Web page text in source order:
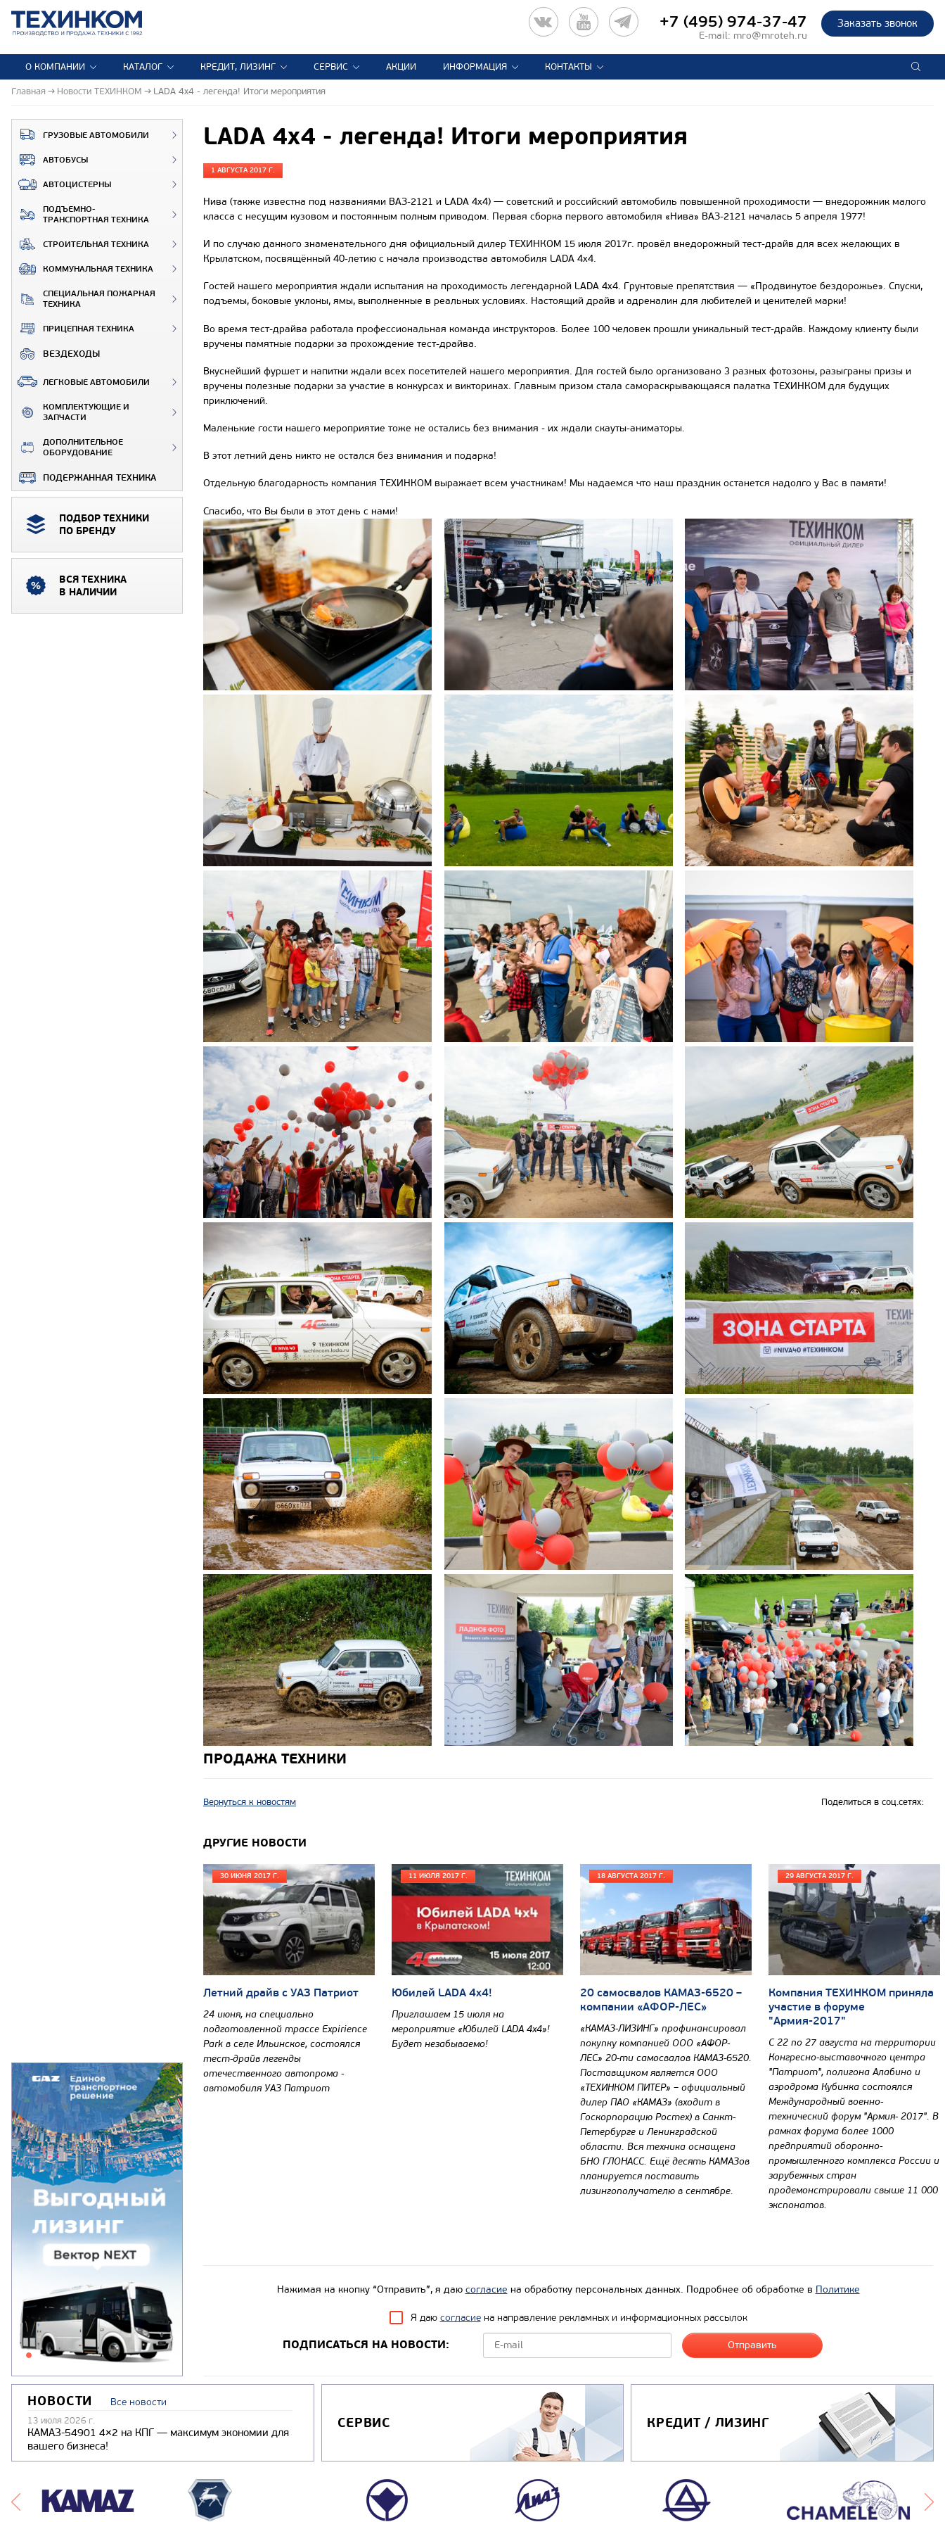
Заказать звонок
+7 (495) 974-37-47
E-mail: mro@mroteh.ru
О КОМПАНИИ КАТАЛОГ КРЕДИТ, ЛИЗИНГ СЕРВИС АКЦИИ ИНФОРМАЦИЯ КОНТАКТЫ
Главная Новости ТЕХИНКОМ LADA 4x4 - легенда! Итоги мероприятия
ГРУЗОВЫЕ АВТОМОБИЛИ
АВТОБУСЫ
АВТОЦИСТЕРНЫ
ПОДЪЕМНО-
ТРАНСПОРТНАЯ ТЕХНИКА
СТРОИТЕЛЬНАЯ ТЕХНИКА
КОММУНАЛЬНАЯ ТЕХНИКА
СПЕЦИАЛЬНАЯ ПОЖАРНАЯ
ТЕХНИКА
ПРИЦЕПНАЯ ТЕХНИКА
ВЕЗДЕХОДЫ
ЛЕГКОВЫЕ АВТОМОБИЛИ
КОМПЛЕКТУЮЩИЕ И
ЗАПЧАСТИ
ДОПОЛНИТЕЛЬНОЕ
ОБОРУДОВАНИЕ
ПОДЕРЖАННАЯ ТЕХНИКА
ПОДБОР ТЕХНИКИ
ПО БРЕНДУ
ВСЯ ТЕХНИКА
В НАЛИЧИИ
LADA 4x4 - легенда! Итоги мероприятия
1 АВГУСТА 2017 Г.
Нива (также известна под названиями ВАЗ-2121 и LADA 4x4) — советский и российский автомобиль повышенной проходимости — внедорожник малого
класса с несущим кузовом и постоянным полным приводом. Первая сборка первого автомобиля «Нива» ВАЗ-2121 началась 5 апреля 1977!
И по случаю данного знаменательного дня официальный дилер ТЕХИНКОМ 15 июля 2017г. провёл внедорожный тест-драйв для всех желающих в
Крылатском, посвящённый 40-летию с начала производства автомобиля LADA 4x4.
Гостей нашего мероприятия ждали испытания на проходимость легендарной LADA 4x4. Грунтовые препятствия — «Продвинутое бездорожье». Спуски,
подъемы, боковые уклоны, ямы, выполненные в реальных условиях. Настоящий драйв и адреналин для любителей и ценителей марки!
Во время тест-драйва работала профессиональная команда инструкторов. Более 100 человек прошли уникальный тест-драйв. Каждому клиенту были
вручены памятные подарки за прохождение тест-драйва.
Вкуснейший фуршет и напитки ждали всех посетителей нашего мероприятия. Для гостей было организовано 3 разных фотозоны, разыграны призы и
вручены полезные подарки за участие в конкурсах и викторинах. Главным призом стала самораскрывающаяся палатка ТЕХИНКОМ для будущих
приключений.
Маленькие гости нашего мероприятие тоже не остались без внимания - их ждали скауты-аниматоры.
В этот летний день никто не остался без внимания и подарка!
Отдельную благодарность компания ТЕХИНКОМ выражает всем участникам! Мы надаемся что наш праздник останется надолго у Вас в памяти!
Спасибо, что Вы были в этот день с нами!
ПРОДАЖА ТЕХНИКИ
Вернуться к новостям Поделиться в соц.сетях:
ДРУГИЕ НОВОСТИ
30 ИЮНЯ 2017 Г.
Летний драйв с УАЗ Патриот
24 июня, на специально
подготовленной трассе Expirience
Park в селе Ильинское, состоялся
тест-драйв легенды
отечественного автопрома -
автомобиля УАЗ Патриот
11 ИЮЛЯ 2017 Г.
Юбилей LADA 4х4!
Приглашаем 15 июля на
мероприятие «Юбилей LADA 4х4»!
Будет незабываемо!
18 АВГУСТА 2017 Г.
20 самосвалов КАМАЗ-6520 –
компании «АФОР-ЛЕС»
«КАМАЗ-ЛИЗИНГ» профинансировал
покупку компанией ООО «АФОР-
ЛЕС» 20-ти самосвалов КАМАЗ-6520.
Поставщиком является ООО
«ТЕХИНКОМ ПИТЕР» – официальный
дилер ПАО «КАМАЗ» (входит в
Госкорпорацию Ростех) в Санкт-
Петербурге и Ленинградской
области. Вся техника оснащена
БНО ГЛОНАСС. Ещё десять КАМАЗов
планируется поставить
лизингополучателю в сентябре.
29 АВГУСТА 2017 Г.
Компания ТЕХИНКОМ приняла
участие в форуме
"Армия-2017"
С 22 по 27 августа на территории
Конгресно-выставочного центра
"Патриот", полигона Алабино и
аэродрома Кубинка состоялся
Международный военно-
технический форум "Армия- 2017". В
рамках форума более 1000
предприятий оборонно-
промышленного комплекса России и
зарубежных стран
продемонстрировали свыше 11 000
экспонатов.
Нажимая на кнопку “Отправить”, я даю согласие на обработку персональных данных. Подробнее об обработке в Политике
Я даю согласиена направление рекламных и информационных рассылок
ПОДПИСАТЬСЯ НА НОВОСТИ:
НОВОСТИ Все новости
13 июля 2026 г.
КАМАЗ-54901 4×2 на КПГ — максимум экономии для
вашего бизнеса!
СЕРВИС КРЕДИТ / ЛИЗИНГ